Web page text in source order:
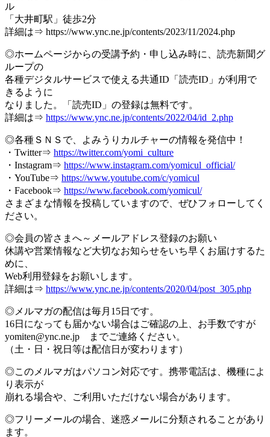
ル
「大井町駅」徒歩2分
詳細は⇒ https://www.ync.ne.jp/contents/2023/11/2024.php
◎ホームページからの受講予約・申し込み時に、読売新聞グ
ループの
各種デジタルサービスで使える共通ID「読売ID」が利用で
きるように
なりました。「読売ID」の登録は無料です。
詳細は⇒ https://www.ync.ne.jp/contents/2022/04/id_2.php
◎各種ＳＮＳで、よみうりカルチャーの情報を発信中！
・Twitter⇒ https://twitter.com/yomi_culture
・Instagram⇒ https://www.instagram.com/yomicul_official/
・YouTube⇒ https://www.youtube.com/c/yomicul
・Facebook⇒ https://www.facebook.com/yomicul/
さまざまな情報を投稿していますので、ぜひフォローしてく
ださい。
◎会員の皆さまへ～メールアドレス登録のお願い
休講や営業情報など大切なお知らせをいち早くお届けするた
めに、
Web利用登録をお願いします。
詳細は⇒ https://www.ync.ne.jp/contents/2020/04/post_305.php
◎メルマガの配信は毎月15日です。
16日になっても届かない場合はご確認の上、お手数ですが
yomiten@ync.ne.jp までご連絡ください。
（土・日・祝日等は配信日が変わります）
◎このメルマガはパソコン対応です。携帯電話は、機種によ
り表示が
崩れる場合や、ご利用いただけない場合があります。
◎フリーメールの場合、迷惑メールに分類されることがあり
ます。